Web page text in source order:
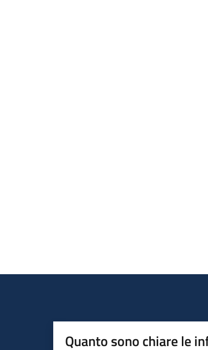
Quanto sono chiare le